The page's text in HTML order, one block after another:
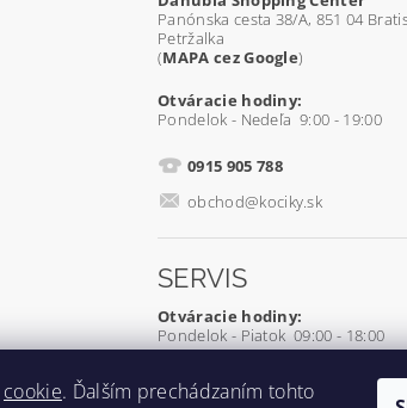
Panónska cesta 38/A, 851 04
Petržalka
(MAPA cez Google)
Otváracie hodiny:
Pondelok - Nedeľa 9:00 - 19:00
0915 905 788
obchod@kociky.sk
SERVIS
Otváracie hodiny:
Pondelok - Piatok 09:00 - 18:00
0905 539 927
cookie. Ďalším prechádzaním tohto